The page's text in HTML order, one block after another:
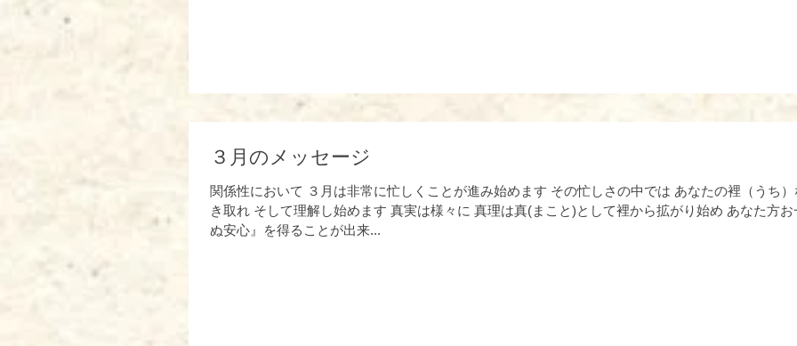
３月のメッセージ
関係性において ３月は非常に忙しくことが進み始めます その忙しさの中では あなたの裡（うち）なる声がとてもはっきりと聞
き取れ そして理解し始めます 真実は様々に 真理は真(まこと)として裡から拡がり始め あなた方お一人お一人が『なにとは云え
ぬ安心』を得ることが出来...